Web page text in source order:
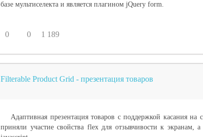
базе мультиселекта и является плагином jQuery form.
0 0 1 189
Filterable Product Grid - презентация товаров
Адаптивная презентация товаров с поддержкой касания на
приняли участие свойства flex для отзывчивости к экранам,